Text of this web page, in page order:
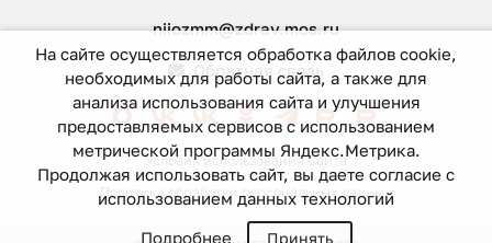
niiozmm@zdrav.mos.ru
Обратная связь
Условия использования Сайта
Политика обработки персональных данных
На сайте осуществляется обработка файлов cookie,
необходимых для работы сайта, а также для
анализа использования сайта и улучшения
предоставляемых сервисов с использованием
метрической программы Яндекс.Метрика.
Продолжая использовать сайт, вы даете согласие с
использованием данных технологий
Подробнее
Принять